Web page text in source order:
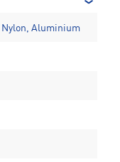
Nylon, Aluminium